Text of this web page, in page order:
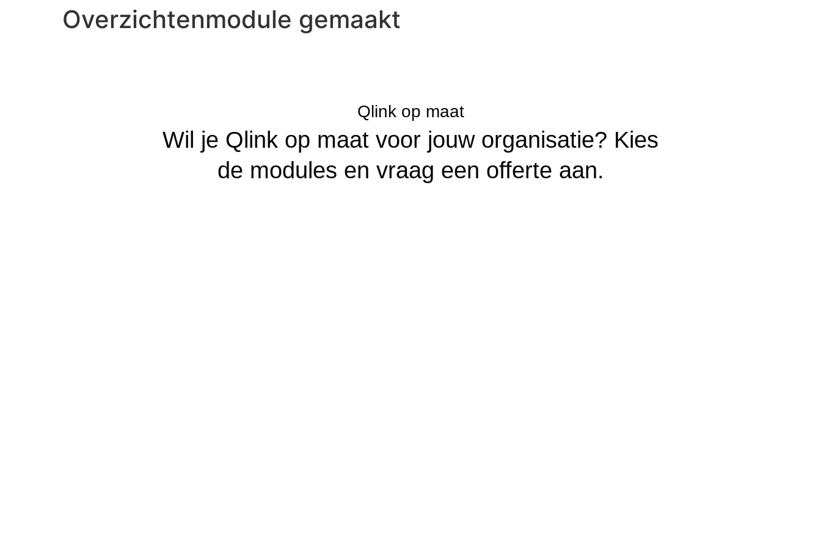
Overzichtenmodule gemaakt
Qlink op maat
Wil je Qlink op maat voor jouw organisatie? Kies
de modules en vraag een offerte aan.